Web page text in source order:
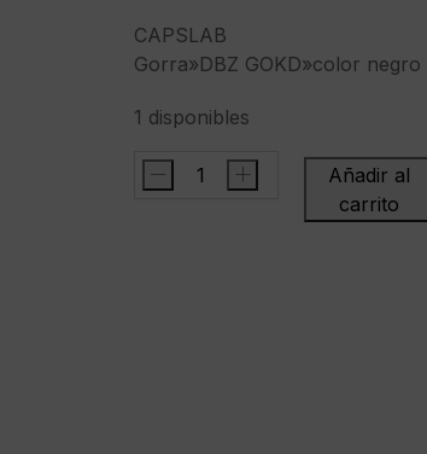
CAPSLAB
Gorra»DBZ GOKD»color negro
1 disponibles
CAPSLABGorra"DBZ
- +
Añadir al
carrito